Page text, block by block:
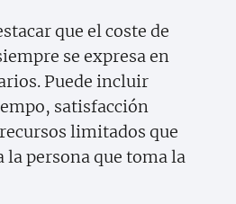
que el coste de
se expresa en
Puede incluir
satisfacción
limitados que
la persona que toma la